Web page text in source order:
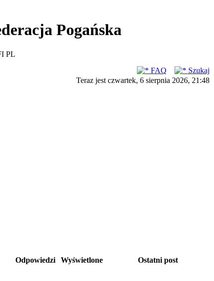
Pogańska
PL
FAQ
Szukaj
Teraz jest czwartek, 6 sierpnia 2026, 21:48
Odpowiedzi Wyświetlone
Ostatni post